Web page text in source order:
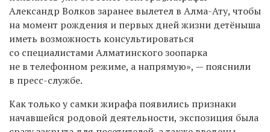
Александр Волков заранее вылетел в Алма-Ату, чтобы
на момент рождения и первых дней жизни детёныша
иметь возможность консультироваться
со специалистами Алматинского зоопарка
не в телефонном режиме, а напрямую», — пояснили
в пресс-службе.
Как только у самки жирафа появились признаки
начавшейся родовой деятельности, экспозиция была